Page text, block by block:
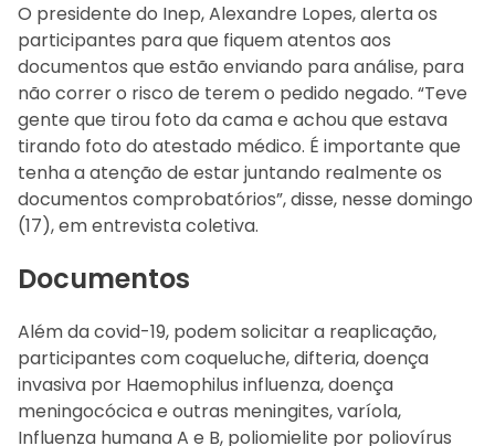
O presidente do Inep, Alexandre Lopes, alerta os
participantes para que fiquem atentos aos
documentos que estão enviando para análise, para
não correr o risco de terem o pedido negado. “Teve
gente que tirou foto da cama e achou que estava
tirando foto do atestado médico. É importante que
tenha a atenção de estar juntando realmente os
documentos comprobatórios”, disse, nesse domingo
(17), em entrevista coletiva.
Documentos
Além da covid-19, podem solicitar a reaplicação,
participantes com coqueluche, difteria, doença
invasiva por Haemophilus influenza, doença
meningocócica e outras meningites, varíola,
Influenza humana A e B, poliomielite por poliovírus